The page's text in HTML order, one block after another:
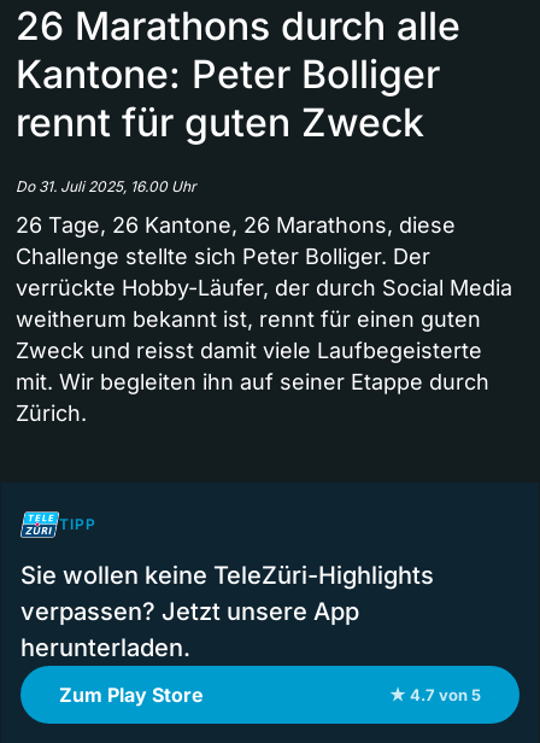
26 Marathons durch alle
Kantone: Peter Bolliger
rennt für guten Zweck
Do 31. Juli 2025, 16.00 Uhr
26 Tage, 26 Kantone, 26 Marathons, diese
Challenge stellte sich Peter Bolliger. Der
verrückte Hobby-Läufer, der durch Social Media
weitherum bekannt ist, rennt für einen guten
Zweck und reisst damit viele Laufbegeisterte
mit. Wir begleiten ihn auf seiner Etappe durch
Zürich.
TIPP
Sie wollen keine TeleZüri-Highlights
verpassen? Jetzt unsere App
herunterladen.
Zum Play Store ★ 4.7 von 5